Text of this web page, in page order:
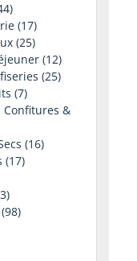
(17)
(25)
(12)
(25)
(7)
Confitures &
(16)
(17)
(98)